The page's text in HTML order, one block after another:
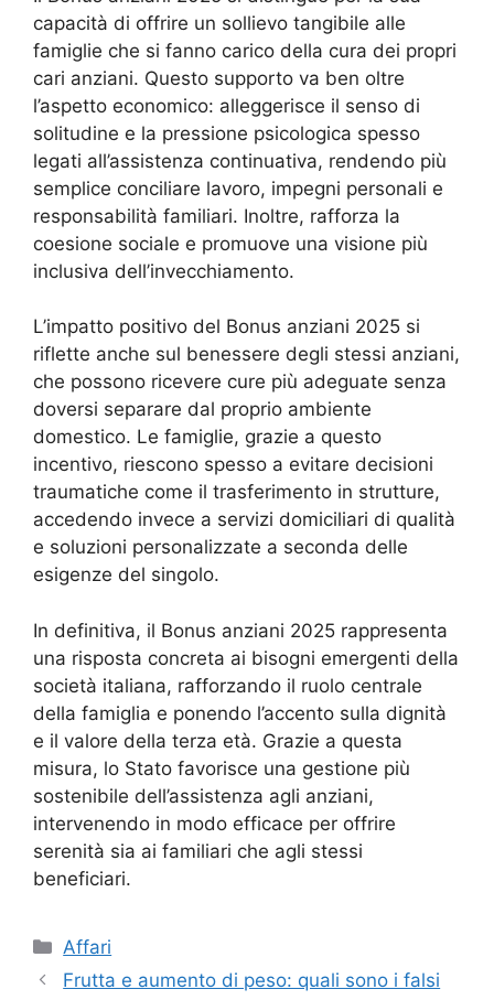
capacità di offrire un sollievo tangibile alle
famiglie che si fanno carico della cura dei propri
cari anziani. Questo supporto va ben oltre
l’aspetto economico: alleggerisce il senso di
solitudine e la pressione psicologica spesso
legati all’assistenza continuativa, rendendo più
semplice conciliare lavoro, impegni personali e
responsabilità familiari. Inoltre, rafforza la
coesione sociale e promuove una visione più
inclusiva dell’invecchiamento.
L’impatto positivo del Bonus anziani 2025 si
riflette anche sul benessere degli stessi anziani,
che possono ricevere cure più adeguate senza
doversi separare dal proprio ambiente
domestico. Le famiglie, grazie a questo
incentivo, riescono spesso a evitare decisioni
traumatiche come il trasferimento in strutture,
accedendo invece a servizi domiciliari di qualità
e soluzioni personalizzate a seconda delle
esigenze del singolo.
In definitiva, il Bonus anziani 2025 rappresenta
una risposta concreta ai bisogni emergenti della
società italiana, rafforzando il ruolo centrale
della famiglia e ponendo l’accento sulla dignità
e il valore della terza età. Grazie a questa
misura, lo Stato favorisce una gestione più
sostenibile dell’assistenza agli anziani,
intervenendo in modo efficace per offrire
serenità sia ai familiari che agli stessi
beneficiari.
Categorie
Affari
Frutta e aumento di peso: quali sono i falsi